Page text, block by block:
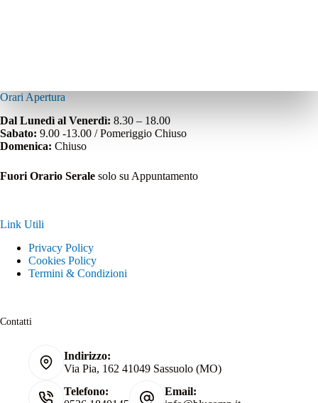
Orari Apertura
Dal Lunedì al Venerdì: 8.30 – 18.00
Sabato: 9.00 -13.00 / Pomeriggio Chiuso
Domenica: Chiuso
Fuori Orario Serale solo su Appuntamento
Link Utili
Privacy Policy
Cookies Policy
Termini & Condizioni
Contatti
Indirizzo:
Via Pia, 162 41049 Sassuolo (MO)
Telefono:
Email: